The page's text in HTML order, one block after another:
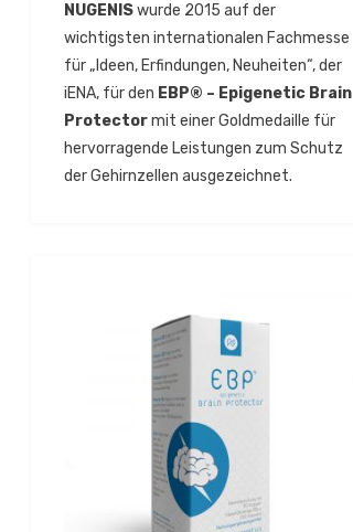
NUGENISwurde 2015 auf der
wichtigsten internationalen Fachmesse
für „Ideen, Erfindungen, Neuheiten“, der
iENA, für den EBP® – Epigenetic Brain
Protectormit einer Goldmedaille für
hervorragende Leistungen zum Schutz
der Gehirnzellen ausgezeichnet.